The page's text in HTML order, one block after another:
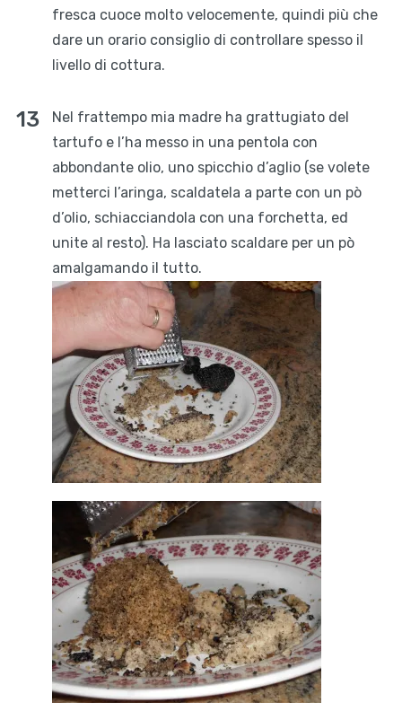
fresca cuoce molto velocemente, quindi più che
dare un orario consiglio di controllare spesso il
livello di cottura.
Nel frattempo mia madre ha grattugiato del
tartufo e l’ha messo in una pentola con
abbondante olio, uno spicchio d’aglio (se volete
metterci l’aringa, scaldatela a parte con un pò
d’olio, schiacciandola con una forchetta, ed
unite al resto). Ha lasciato scaldare per un pò
amalgamando il tutto.